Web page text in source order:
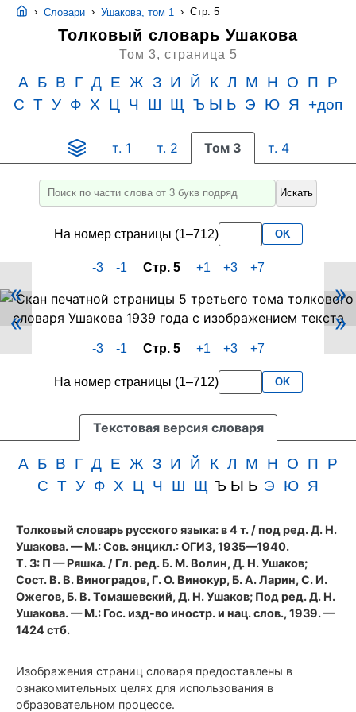
› Словари › Ушакова, том 1 › Стр. 5
Толковый словарь Ушакова
Том 3, страница 5
А Б В Г Д Е Ж З И Й К Л М Н О П
Р
С Т У Ф Х Ц Ч Ш Щ Ъ Ы Ь Э Ю Я +доп
т. 1 т. 2 Том 3 т. 4
Введите
поиска
слово
его
часть
менее
3
букв
подряд
Искать
На номер страницы (1–712) OK
-3 -1 Стр. 5 +1 +3 +7
Скан
PDF-
страницы
5
(1939
год)
«
»
«
»
-3 -1 Стр. 5 +1 +3 +7
На номер страницы (1–712) OK
Текстовая версия словаря
А Б В Г Д Е Ж З И Й К Л М Н О П
Р
С Т У Ф Х Ц Ч Ш Щ Ъ Ы Ь Э Ю Я
Толковый словарь русского языка: в 4 т. / под ред. Д. Н.
Ушакова. — М.: Сов. энцикл.: ОГИЗ, 1935—1940.
Т. 3: П — Ряшка. / Гл. ред. Б. М. Волин, Д. Н. Ушаков;
Сост. В. В. Виноградов, Г. О. Винокур, Б. А. Ларин, С. И.
Ожегов, Б. В. Томашевский, Д. Н. Ушаков; Под ред. Д. Н.
Ушакова. — М.: Гос. изд-во иностр. и нац. слов., 1939. —
1424 стб.
Изображения страниц словаря предоставлены в
ознакомительных целях для использования в
образовательном процессе.